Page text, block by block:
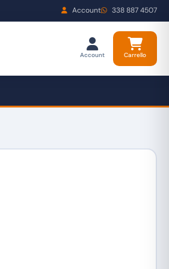
Account 338 887 4507
Account Carrello